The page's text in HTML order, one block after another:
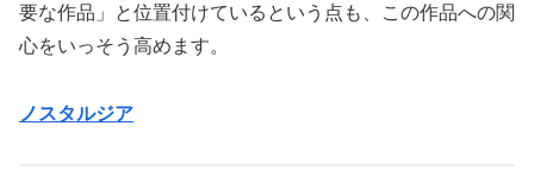
要な作品」と位置付けているという点も、この作品への関
心をいっそう高めます。
ノスタルジア